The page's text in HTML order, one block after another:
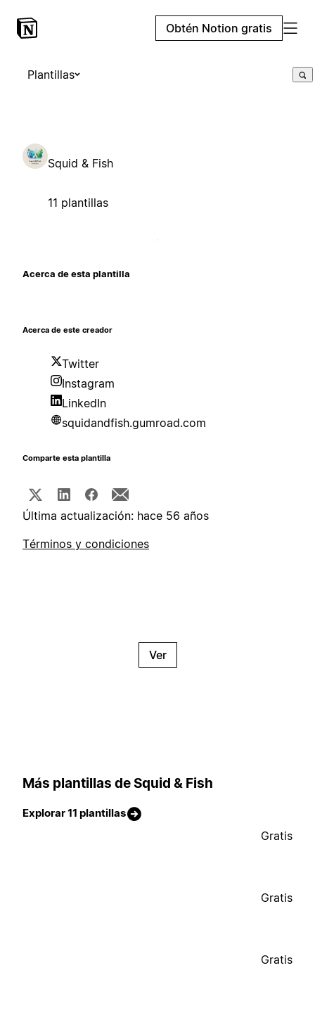
Obtén Notion gratis
Plantillas
Squid & Fish
11 plantillas
Acerca de esta plantilla
Acerca de este creador
Twitter
Instagram
LinkedIn
squidandfish.gumroad.com
Comparte esta plantilla
Última actualización: hace 56 años
Términos y condiciones
Ver
Más plantillas de Squid & Fish
Explorar 11 plantillas
Gratis
Gratis
Gratis